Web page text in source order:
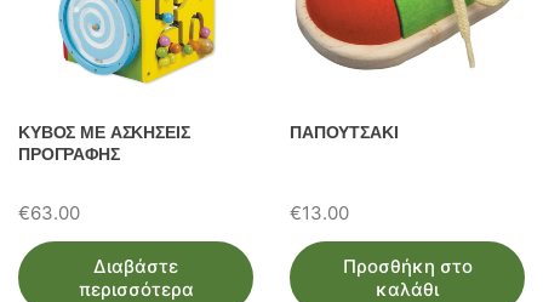
ΚΥΒΟΣ ΜΕ ΑΣΚΗΣΕΙΣ
ΠΡΟΓΡΑΦΗΣ
€63.00
Διαβάστε
περισσότερα
ΠΑΠΟΥΤΣΑΚΙ
€13.00
Προσθήκη στο
καλάθι